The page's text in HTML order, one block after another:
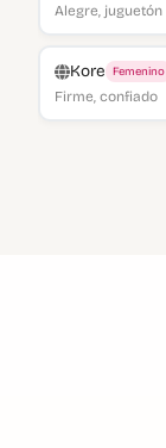
Alegre, juguetón
Kore Femenino
Firme, confiado